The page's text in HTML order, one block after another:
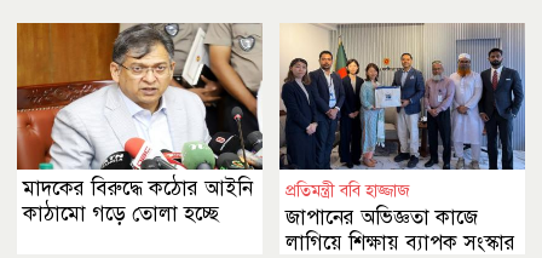
মাদকের বিরুদ্ধে কঠোর আইনি
কাঠামো গড়ে তোলা হচ্ছে
প্রতিমন্ত্রী ববি হাজ্জাজ
জাপানের অভিজ্ঞতা কাজে
লাগিয়ে শিক্ষায় ব্যাপক সংস্কার